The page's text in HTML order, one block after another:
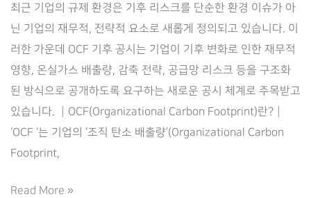
컴
플
라
이
로
(Complilaw)
최근 기업의 규제 환경은 기후 리스크를 단순한 환경 이슈가 아
닌 기업의 재무적, 전략적 요소로 새롭게 정의되고 있습니다. 이
러한 가운데 OCF 기후 공시는 기업이 기후 변화로 인한 재무적
영향, 온실가스 배출량, 감축 전략, 공급망 리스크 등을 구조화
된 방식으로 공개하도록 요구하는 새로운 공시 체계로 주목받고
있습니다. ┃OCF(Organizational Carbon Footprint)란?┃
‘OCF ‘는 기업의 ‘조직 탄소 배출량’(Organizational Carbon
Footprint,
OCF
Read More »